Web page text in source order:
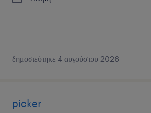
δημοσιεύτηκε 4 αυγούστου 2026
picker